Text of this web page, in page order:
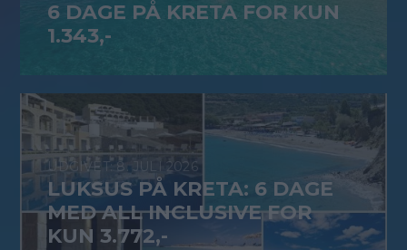
6 DAGE PÅ KRETA FOR KUN
1.343,-
8. JULI 2026
LUKSUS PÅ KRETA: 6 DAGE
MED ALL INCLUSIVE FOR
KUN 3.772,-